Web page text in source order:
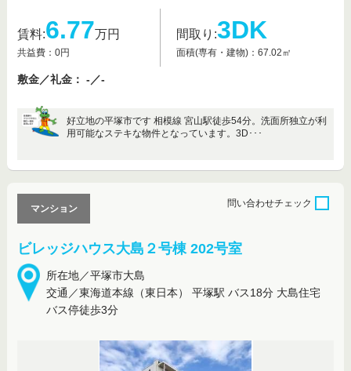
賃料:6.77万円
共益費：0円
間取り:3DK
面積(専有・建物)：67.02㎡
敷金／礼金： -／-
好立地の平塚市です 相模線 宮山駅徒歩54分。洗面所独立が利
用可能なステキな物件となっています。3D･･･
ビレッジハウス大島２号棟 202号室
所在地／平塚市大島
交通／東海道本線（東日本） 平塚駅 バス18分 大島住宅
バス停徒歩3分
マンション
問い合わせチェック